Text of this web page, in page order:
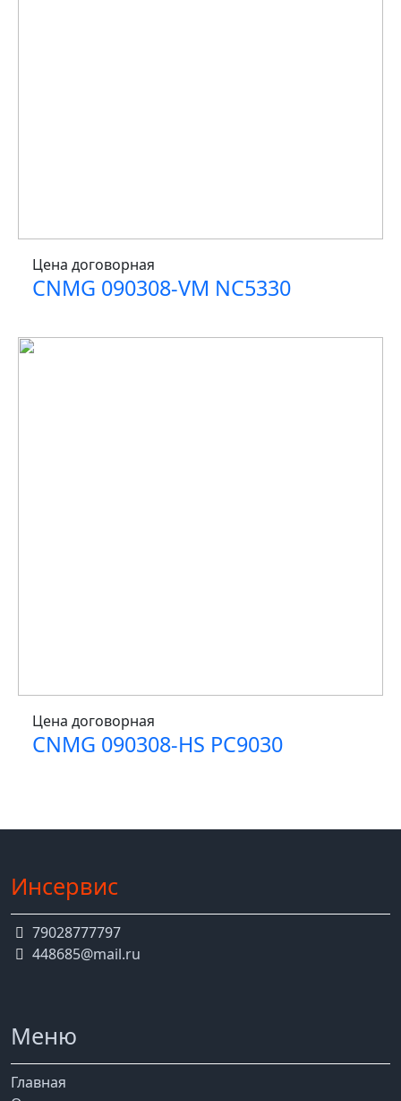
Цена договорная
CNMG 090308-VM NC5330
Цена договорная
CNMG 090308-HS PC9030
Инсервис
79028777797
448685@mail.ru
Меню
Главная